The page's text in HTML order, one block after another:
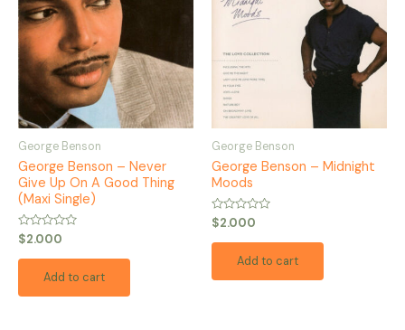
George Benson
George Benson – Never
Give Up On A Good Thing
(Maxi Single)
Rated
0
out
$2.000
Add to cart
George Benson
George Benson – Midnight
Moods
Rated
0
out
$2.000
Add to cart